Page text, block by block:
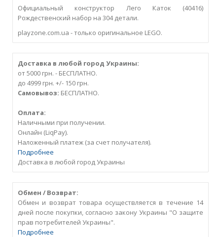
Официальный конструктор Лего Каток (40416)
Рождественский набор на 304 детали.
playzone.com.ua - только оригинальное LEGO.
Доставка в любой город Украины:
от 5000 грн. - БЕСПЛАТНО.
до 4999 грн. +/- 150 грн.
Самовывоз: БЕСПЛАТНО.
Оплата:
Наличными при получении.
Онлайн (LiqPay).
Наложенный платеж (за счет получателя).
Подробнее
Доставка в любой город Украины
Обмен / Возврат:
Обмен и возврат товара осуществляется в течение 14
дней после покупки, согласно закону Украины "О защите
прав потребителей Украины".
Подробнее